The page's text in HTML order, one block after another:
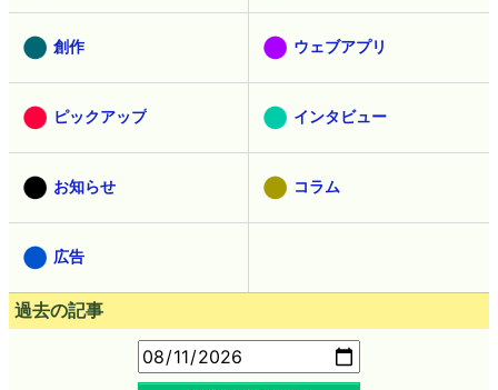
創作 ウェブアプリ
ピックアップ インタビュー
お知らせ コラム
広告
過去の記事